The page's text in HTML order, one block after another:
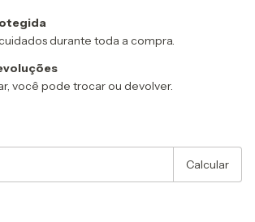
durante toda a compra.
você pode trocar ou devolver.
Calcular